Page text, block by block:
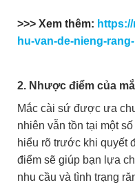
>>> Xem thêm:
hu-van-de-nieng-
2. Nhược điểm của
Mắc cài sứ được ưa
nhiên vẫn tồn tại một
hiểu rõ trước khi quyết
điểm sẽ giúp bạn lựa
nhu cầu và tình trạng